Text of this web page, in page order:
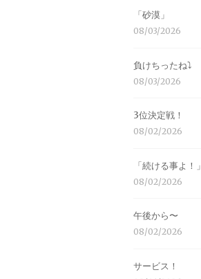
「砂漠」
08/03/2026
負けちったね⤵︎
08/03/2026
3位決定戦！
08/02/2026
「続ける事よ！」
08/02/2026
午後から〜
08/02/2026
サービス！